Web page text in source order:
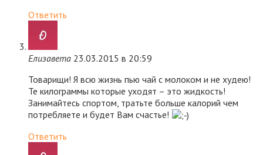
Ответить
Елизавета 23.03.2015 в 20:59
Товарищи! Я всю жизнь пью чай с молоком и не худею!
Те килограммы которые уходят – это жидкость!
Занимайтесь спортом, тратьте больше калорий чем
потребляете и будет Вам счастье!
Ответить